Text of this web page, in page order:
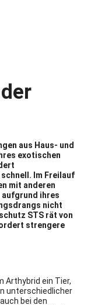
aus Haus- und
exotischen
Im Freilauf
mit anderen
aufgrund ihres
nicht
STS rät von
strengere
Arthybrid ein Tier,
unterschiedlicher
bei den